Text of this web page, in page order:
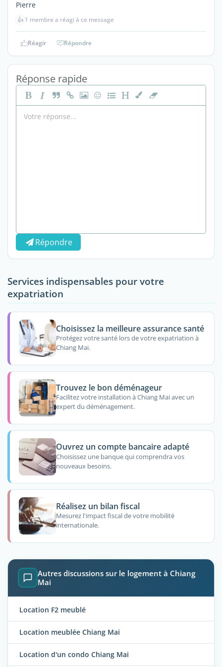
Pierre
👍 1 membre a réagi à ce message
Réagir Répondre
Réponse rapide
Répondre
Services indispensables pour votre
expatriation
Choisissez la meilleure assurance santé
Protégez votre santé lors de votre expatriation à
Chiang Mai.
Trouvez le bon déménageur
Facilitez votre installation à Chiang Mai avec un
expert du déménagement.
Ouvrez un compte bancaire adapté
Choisissez une banque qui comprendra vos
nouveaux besoins.
Réalisez un bilan fiscal
Mesurez l'impact fiscal de votre mobilité
internationale.
Autres discussions sur le logement à Chiang
Mai
Location F2 meublé
Location meublée Chiang Mai
Location d'un condo Chiang Mai